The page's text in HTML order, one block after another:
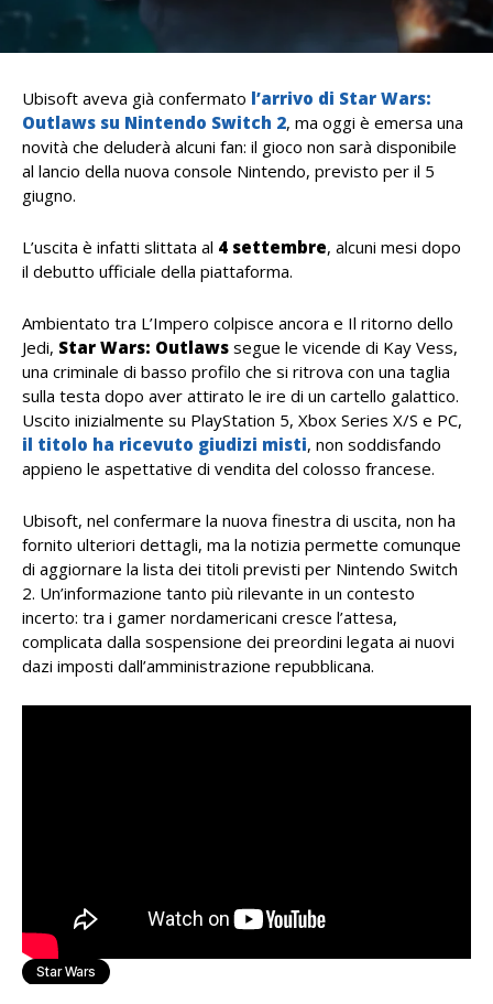
Ubisoft aveva già confermato l’arrivo di Star Wars:
Outlaws su Nintendo Switch 2, ma oggi è emersa una
novità che deluderà alcuni fan: il gioco non sarà disponibile
al lancio della nuova console Nintendo, previsto per il 5
giugno.
L’uscita è infatti slittata al 4 settembre, alcuni mesi dopo
il debutto ufficiale della piattaforma.
Ambientato tra L’Impero colpisce ancora e Il ritorno dello
Jedi, Star Wars: Outlaws segue le vicende di Kay Vess,
una criminale di basso profilo che si ritrova con una taglia
sulla testa dopo aver attirato le ire di un cartello galattico.
Uscito inizialmente su PlayStation 5, Xbox Series X/S e PC,
il titolo ha ricevuto giudizi misti, non soddisfando
appieno le aspettative di vendita del colosso francese.
Ubisoft, nel confermare la nuova finestra di uscita, non ha
fornito ulteriori dettagli, ma la notizia permette comunque
di aggiornare la lista dei titoli previsti per Nintendo Switch
2. Un’informazione tanto più rilevante in un contesto
incerto: tra i gamer nordamericani cresce l’attesa,
complicata dalla sospensione dei preordini legata ai nuovi
dazi imposti dall’amministrazione repubblicana.
Star Wars